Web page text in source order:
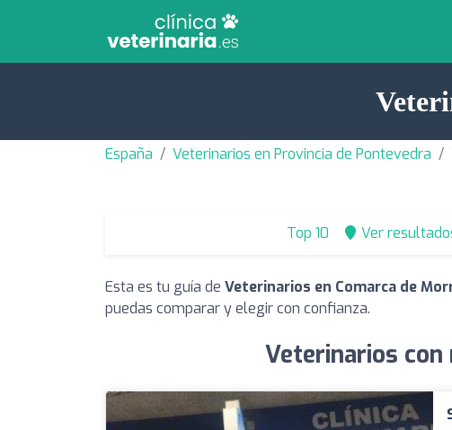
España Veterinarios en Provincia de Pontevedra
Top 10 Ver
Esta es tu guía de Veterinarios en Comarca de
puedas comparar y elegir con confianza.
Veterinarios con